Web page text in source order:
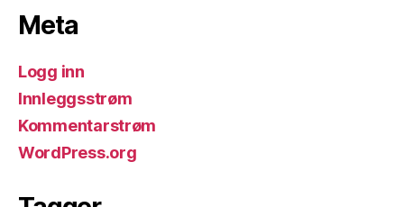
Meta
Logg inn
Innleggsstrøm
Kommentarstrøm
WordPress.org